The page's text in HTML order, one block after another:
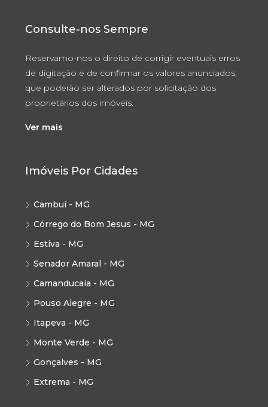
Consulte-nos Sempre
Reservamo-nos o direito de corrigir eventuais erros
de digitação e de confirmar os valores anunciados,
que poderão ser alterados por solicitação dos
proprietários dos imóveis.
Ver mais
Imóveis Por Cidades
Cambuí - MG
Córrego do Bom Jesus - MG
Estiva - MG
Senador Amaral - MG
Camanducaia - MG
Pouso Alegre - MG
Itapeva - MG
Monte Verde - MG
Gonçalves - MG
Extrema - MG